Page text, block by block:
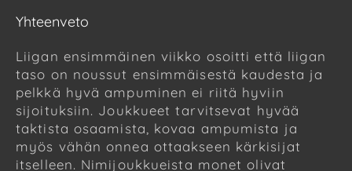
Yhteenveto
Liigan ensimmäinen viikko osoitti että liigan
taso on noussut ensimmäisestä kaudesta ja
pelkkä hyvä ampuminen ei riitä hyviin
sijoituksiin. Joukkueet tarvitsevat hyvää
taktista osaamista, kovaa ampumista ja
myös vähän onnea ottaakseen kärkisijat
itselleen. Nimijoukkueista monet olivat